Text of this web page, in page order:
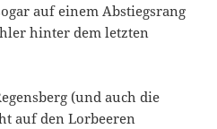
auf einem Abstiegsrang
hinter dem letzten
(und auch die
auf den Lorbeeren